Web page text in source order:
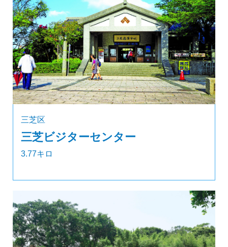
三芝区
三芝ビジターセンター
3.77キロ